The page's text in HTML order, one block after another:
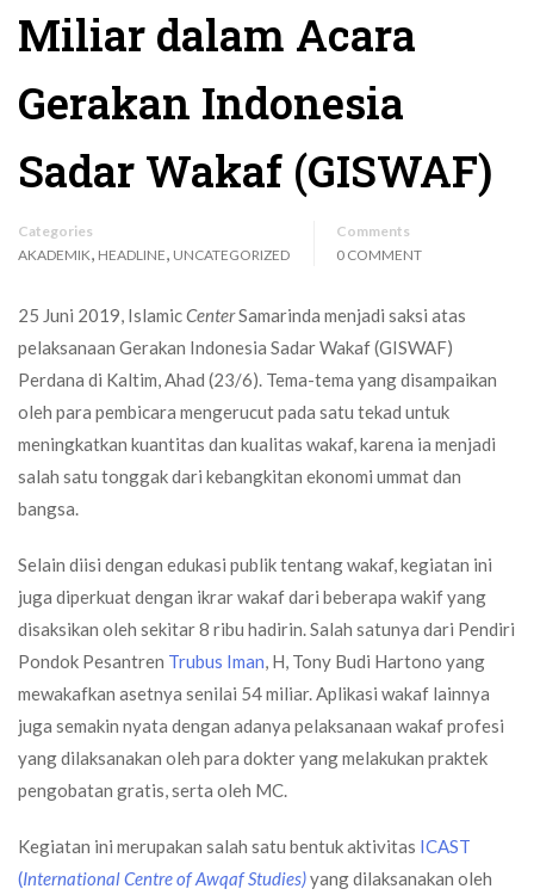
Miliar dalam Acara
Gerakan Indonesia
Sadar Wakaf (GISWAF)
Categories
AKADEMIK, HEADLINE, UNCATEGORIZED
Comments
0 COMMENT
25 Juni 2019, IslamicCenterSamarinda menjadi saksi atas
pelaksanaan Gerakan Indonesia Sadar Wakaf (GISWAF)
Perdana di Kaltim, Ahad (23/6). Tema-tema yang disampaikan
oleh para pembicara mengerucut pada satu tekad untuk
meningkatkan kuantitas dan kualitas wakaf, karena ia menjadi
salah satu tonggak dari kebangkitan ekonomi ummat dan
bangsa.
Selain diisi dengan edukasi publik tentang wakaf, kegiatan ini
juga diperkuat dengan ikrar wakaf dari beberapa wakif yang
disaksikan oleh sekitar 8 ribu hadirin. Salah satunya dari Pendiri
Pondok Pesantren Trubus Iman, H, Tony Budi Hartono yang
mewakafkan asetnya senilai 54 miliar. Aplikasi wakaf lainnya
juga semakin nyata dengan adanya pelaksanaan wakaf profesi
yang dilaksanakan oleh para dokter yang melakukan praktek
pengobatan gratis, serta oleh MC.
Kegiatan ini merupakan salah satu bentuk aktivitas ICAST
(International Centre of Awqaf Studies)yang dilaksanakan oleh